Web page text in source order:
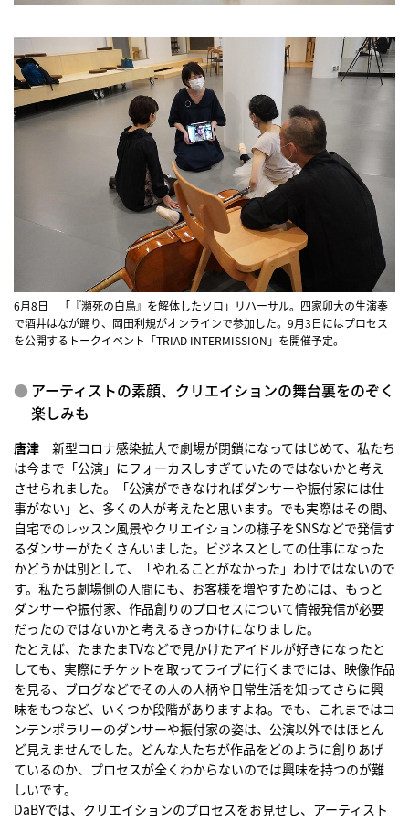
6月8日 「『瀕死の白鳥』を解体したソロ」リハーサル。四家卯大の生演奏
で酒井はなが踊り、岡田利規がオンラインで参加した。9月3日にはプロセス
を公開するトークイベント「TRIAD INTERMISSION」を開催予定。
アーティストの素顔、クリエイションの舞台裏をのぞく
楽しみも
唐津 新型コロナ感染拡大で劇場が閉鎖になってはじめて、私たち
は今まで「公演」にフォーカスしすぎていたのではないかと考え
させられました。「公演ができなければダンサーや振付家には仕
事がない」と、多くの人が考えたと思います。でも実際はその間、
自宅でのレッスン風景やクリエイションの様子をSNSなどで発信す
るダンサーがたくさんいました。ビジネスとしての仕事になった
かどうかは別として、「やれることがなかった」わけではないので
す。私たち劇場側の人間にも、お客様を増やすためには、もっと
ダンサーや振付家、作品創りのプロセスについて情報発信が必要
だったのではないかと考えるきっかけになりました。
たとえば、たまたまTVなどで見かけたアイドルが好きになったと
しても、実際にチケットを取ってライブに行くまでには、映像作品
を見る、ブログなどでその人の人柄や日常生活を知ってさらに興
味をもつなど、いくつか段階がありますよね。でも、これまではコ
ンテンポラリーのダンサーや振付家の姿は、公演以外ではほとん
ど見えませんでした。どんな人たちが作品をどのように創りあげ
ているのか、プロセスが全くわからないのでは興味を持つのが難
しいです。
DaBYでは、クリエイションのプロセスをお見せし、アーティスト